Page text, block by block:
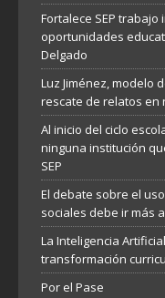
Fortalece SEP
oportunidades
Delgado
Luz Jiménez, modelo
rescate de relatos en
Al inicio del ciclo
ninguna institución
SEP
El debate sobre el
sociales debe ir más
La Inteligencia
transformación
Por el Pase